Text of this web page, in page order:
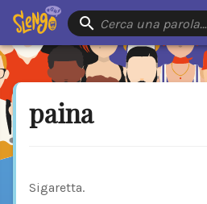
Cerca una parola…
paina
Sigaretta.